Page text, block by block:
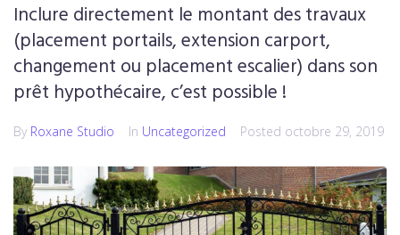
Inclure directement le montant des travaux
(placement portails, extension carport,
changement ou placement escalier) dans son
prêt hypothécaire, c’est possible !
By Roxane Studio In Uncategorized Posted octobre 29, 2019